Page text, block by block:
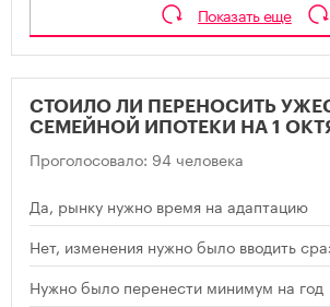
Показать еще
СТОИЛО ЛИ ПЕРЕНОСИТЬ
СЕМЕЙНОЙ ИПОТЕКИ НА 1
Проголосовало: 94 человека
Да, рынку нужно время на адаптацию
Нет, изменения нужно было вводить
Нужно было перенести минимум на год